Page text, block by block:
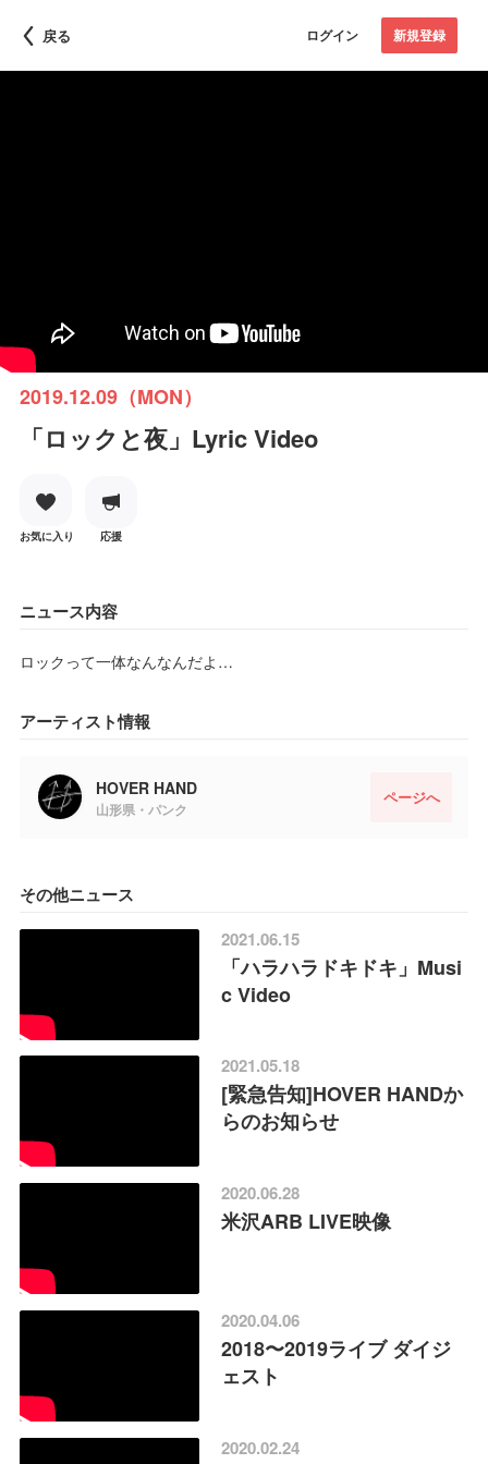
戻る ログイン 新規登録
2019.12.09（MON）
「ロックと夜」Lyric Video
お気に入り 応援
ニュース内容
ロックって一体なんなんだよ…
アーティスト情報
HOVER HAND
山形県・パンク
ページへ
その他ニュース
2021.06.15
「ハラハラドキドキ」Musi
c Video
2021.05.18
[緊急告知]HOVER HANDか
らのお知らせ
2020.06.28
米沢ARB LIVE映像
2020.04.06
2018〜2019ライブ ダイジ
ェスト
2020.02.24